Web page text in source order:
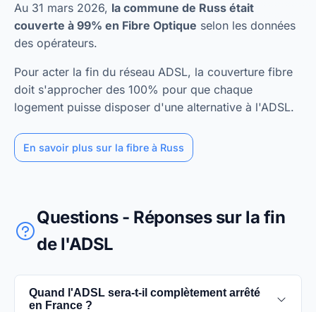
Au 31 mars 2026, la commune de Russ était
couverte à 99% en Fibre Optique selon les données
des opérateurs.
Pour acter la fin du réseau ADSL, la couverture fibre
doit s'approcher des 100% pour que chaque
logement puisse disposer d'une alternative à l'ADSL.
En savoir plus sur la fibre à Russ
Questions - Réponses sur la fin
de l'ADSL
Quand l'ADSL sera-t-il complètement arrêté
en France ?